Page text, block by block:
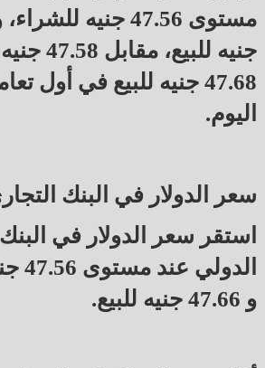
جنيه
47.68 جنيه للبيع في أول
اليوم.
سعر الدولار في البنك
استقر سعر الدولار في
و 47.66 جنيه للبيع.